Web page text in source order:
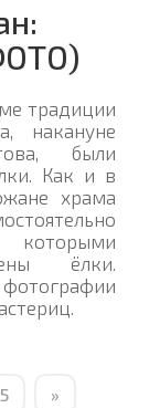
традиции
накануне
были
Как и в
храма
которыми
ёлки.
5 »